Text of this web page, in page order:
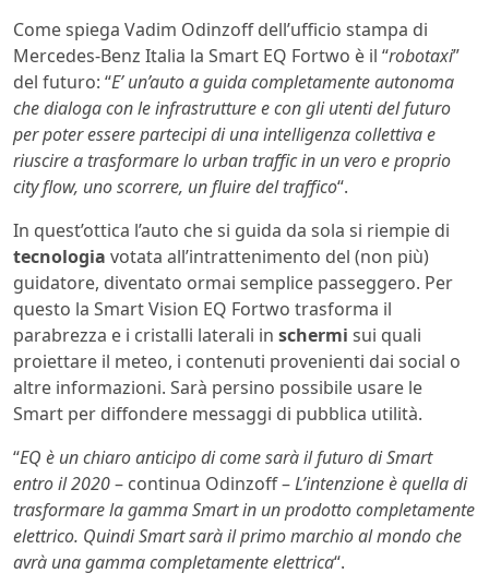
Come spiega Vadim Odinzoff dell’ufficio stampa di
Mercedes-Benz Italia la Smart EQ Fortwo è il “robotaxi”
del futuro: “E’ un’auto a guida completamente autonoma
che dialoga con le infrastrutture e con gli utenti del futuro
per poter essere partecipi di una intelligenza collettiva e
riuscire a trasformare lo urban traffic in un vero e proprio
city flow, uno scorrere, un fluire del traffico“.
In quest’ottica l’auto che si guida da sola si riempie di
tecnologia votata all’intrattenimento del (non più)
guidatore, diventato ormai semplice passeggero. Per
questo la Smart Vision EQ Fortwo trasforma il
parabrezza e i cristalli laterali in schermi sui quali
proiettare il meteo, i contenuti provenienti dai social o
altre informazioni. Sarà persino possibile usare le
Smart per diffondere messaggi di pubblica utilità.
“EQ è un chiaro anticipo di come sarà il futuro di Smart
entro il 2020– continua Odinzoff –L’intenzione è quella di
trasformare la gamma Smart in un prodotto completamente
elettrico. Quindi Smart sarà il primo marchio al mondo che
avrà una gamma completamente elettrica“.